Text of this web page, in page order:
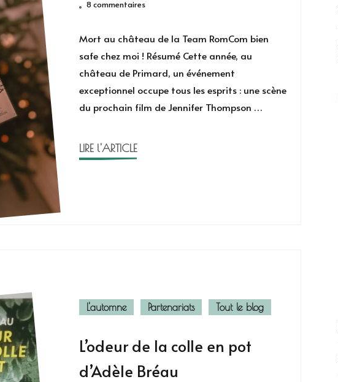
8 commentairessur
de
la
Team
RomCom
Mort au château de la Team RomCom bien
safe chez moi ! Résumé Cette année, au
château de Primard, un événement
exceptionnel occupe tous les esprits : une scène
du prochain film de Jennifer Thompson …
LIRE l'ARTICLE
L'automne Partenariats Tout le blog
L’odeur de la colle en pot
d’Adèle Bréau